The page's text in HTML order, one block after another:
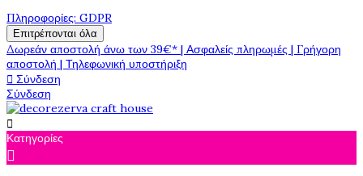
Πληροφορίες: GDPR
Επιτρέπονται όλα
Δωρεάν αποστολή άνω των 39€* | Ασφαλείς πληρωμές | Γρήγορη
αποστολή | Τηλεφωνική υποστήριξη
 Σύνδεση
Σύνδεση

Κατηγορίες
